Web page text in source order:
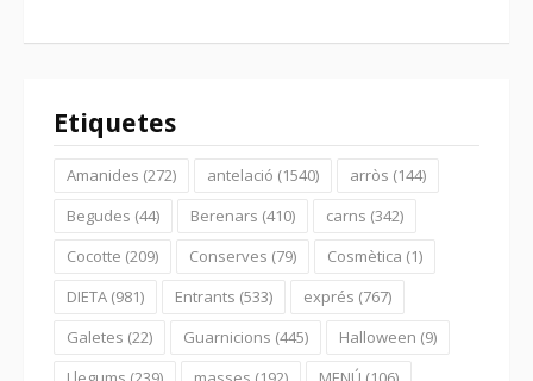
Etiquetes
Amanides (272) antelació (1540) arròs (144)
Begudes (44) Berenars (410) carns (342)
Cocotte (209) Conserves (79) Cosmètica (1)
DIETA (981) Entrants (533) exprés (767)
Galetes (22) Guarnicions (445) Halloween (9)